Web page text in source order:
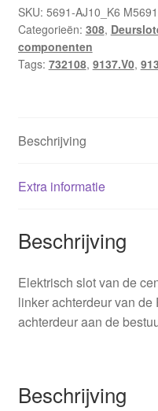
308
732108
9137V0
hoeveelheid
SKU: 5691-AJ10_K6 M5691
Categorieën: 308,
componenten
Tags: 732108, 9137.V0,
Beschrijving
Extra informatie
Beschrijving
Elektrisch slot van de
linker achterdeur van de
achterdeur aan de
Beschrijving